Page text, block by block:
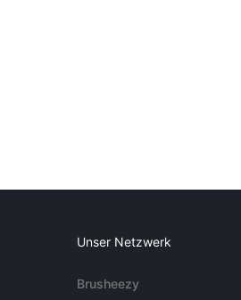
Unser Netzwerk
Brusheezy